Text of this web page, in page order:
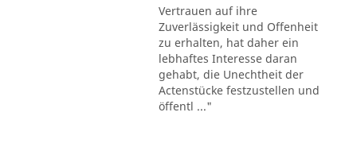
Vertrauen auf ihre
Zuverlässigkeit und Offenheit
zu erhalten, hat daher ein
lebhaftes Interesse daran
gehabt, die Unechtheit der
Actenstücke festzustellen und
öffentl ..."